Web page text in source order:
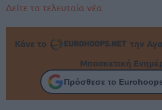
Δείτε τα τελευταία νέα
Κάνε το
την
Μπασκετική
Πρόσθεσε το